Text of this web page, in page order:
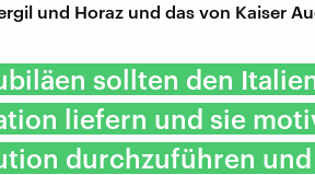
und Horaz und das von Kaiser
sollten den
liefern und sie
durchzuführen